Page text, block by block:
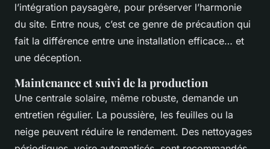
l’intégration paysagère, pour préserver l’harmonie
du site. Entre nous, c’est ce genre de précaution qui
fait la différence entre une installation efficace… et
une déception.
Maintenance et suivi de la production
Une centrale solaire, même robuste, demande un
entretien régulier. La poussière, les feuilles ou la
neige peuvent réduire le rendement. Des nettoyages